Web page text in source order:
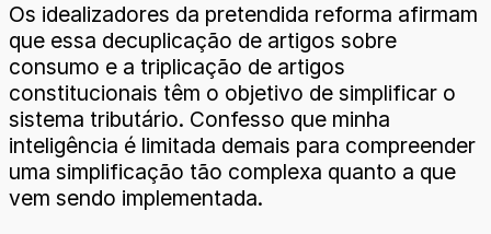
Os idealizadores da pretendida reforma afirmam
que essa decuplicação de artigos sobre
consumo e a triplicação de artigos
constitucionais têm o objetivo de simplificar o
sistema tributário. Confesso que minha
inteligência é limitada demais para compreender
uma simplificação tão complexa quanto a que
vem sendo implementada.